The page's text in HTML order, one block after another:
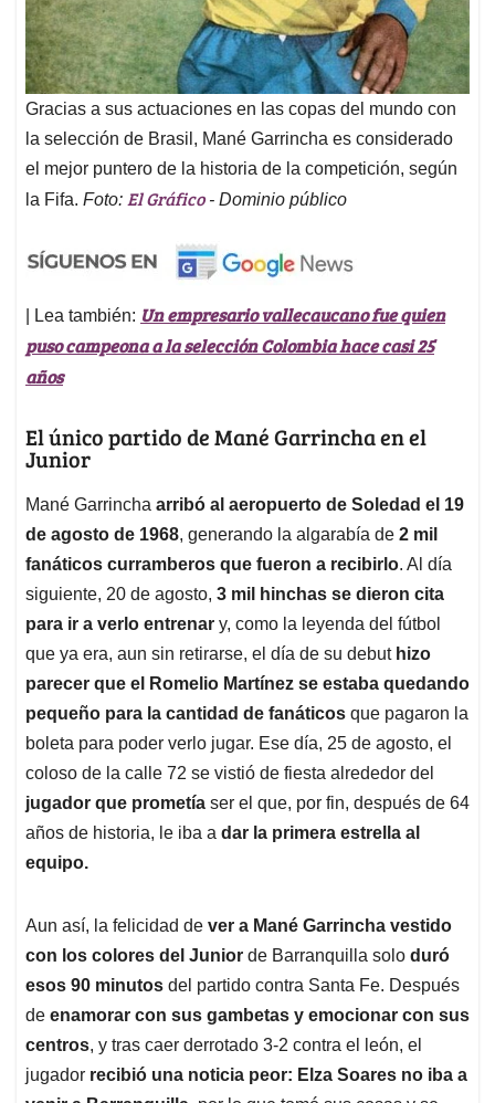
Gracias a sus actuaciones en las copas del mundo con
la selección de Brasil, Mané Garrincha es considerado
el mejor puntero de la historia de la competición, según
la Fifa. Foto: El Gráfico- Dominio público
| Lea también: Un empresario vallecaucano fue quien
puso campeona a la selección Colombia hace casi 25
años
El único partido de Mané Garrincha en el
Junior
Mané Garrincha arribó al aeropuerto de Soledad el 19
de agosto de 1968, generando la algarabía de 2 mil
fanáticos curramberos que fueron a recibirlo. Al día
siguiente, 20 de agosto, 3 mil hinchas se dieron cita
para ir a verlo entrenar y, como la leyenda del fútbol
que ya era, aun sin retirarse, el día de su debut hizo
parecer que el Romelio Martínez se estaba quedando
pequeño para la cantidad de fanáticos que pagaron la
boleta para poder verlo jugar. Ese día, 25 de agosto, el
coloso de la calle 72 se vistió de fiesta alrededor del
jugador que prometía ser el que, por fin, después de 64
años de historia, le iba a dar la primera estrella al
equipo.
Aun así, la felicidad de ver a Mané Garrincha vestido
con los colores del Junior de Barranquilla solo duró
esos 90 minutos del partido contra Santa Fe. Después
de enamorar con sus gambetas y emocionar con sus
centros, y tras caer derrotado 3-2 contra el león, el
jugador recibió una noticia peor: Elza Soares no iba a